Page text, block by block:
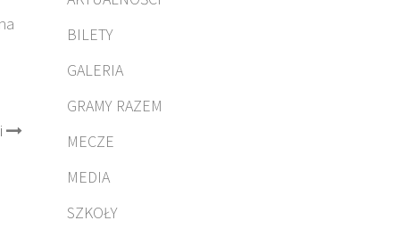
BILETY
GALERIA
GRAMY RAZEM
MECZE
MEDIA
SZKOŁY